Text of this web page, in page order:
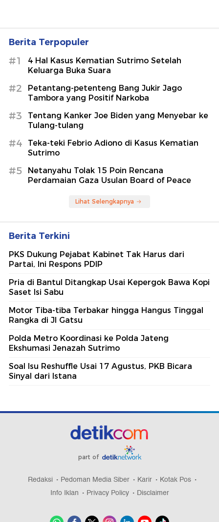
Berita Terpopuler
#1
4 Hal Kasus Kematian Sutrimo Setelah
Keluarga Buka Suara
#2
Petantang-petenteng Bang Jukir Jago
Tambora yang Positif Narkoba
#3
Tentang Kanker Joe Biden yang Menyebar ke
Tulang-tulang
#4
Teka-teki Febrio Adiono di Kasus Kematian
Sutrimo
#5
Netanyahu Tolak 15 Poin Rencana
Perdamaian Gaza Usulan Board of Peace
Lihat Selengkapnya
Berita Terkini
PKS Dukung Pejabat Kabinet Tak Harus dari
Partai, Ini Respons PDIP
Pria di Bantul Ditangkap Usai Kepergok Bawa Kopi
Saset Isi Sabu
Motor Tiba-tiba Terbakar hingga Hangus Tinggal
Rangka di Jl Gatsu
Polda Metro Koordinasi ke Polda Jateng
Ekshumasi Jenazah Sutrimo
Soal Isu Reshuffle Usai 17 Agustus, PKB Bicara
Sinyal dari Istana
part of
Redaksi Pedoman Media Siber Karir
Kotak Pos
Info Iklan
Privacy Policy Disclaimer